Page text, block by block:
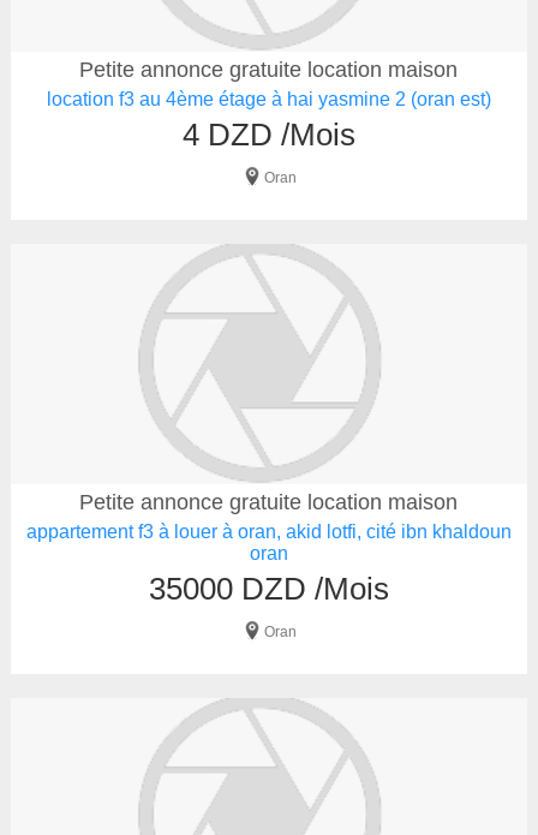
Petite annonce gratuite location maison
location f3 au 4ème étage à hai yasmine 2 (oran est)
4 DZD /Mois
Oran
Petite annonce gratuite location maison
appartement f3 à louer à oran, akid lotfi, cité ibn khaldoun
oran
35000 DZD /Mois
Oran